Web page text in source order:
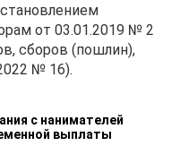
учете,
архитектуры
Беларусь от
№ 10(далее —
от 03.01.2019 № 2
сборов (пошлин),
№ 16).
с нанимателей
выплаты